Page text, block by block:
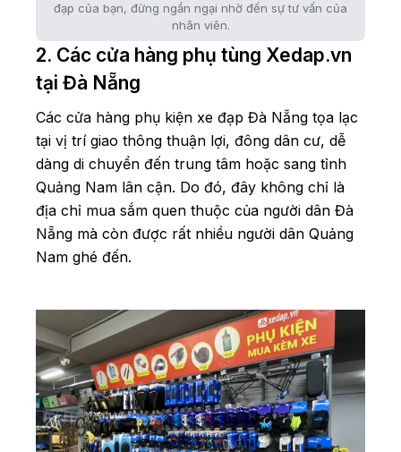
đạp của bạn, đừng ngần ngại nhờ đến sự tư vấn của
nhân viên.
2. Các cửa hàng phụ tùng Xedap.vn
tại Đà Nẵng
Các cửa hàng phụ kiện xe đạp Đà Nẵng tọa lạc
tại vị trí giao thông thuận lợi, đông dân cư, dễ
dàng di chuyển đến trung tâm hoặc sang tỉnh
Quảng Nam lân cận. Do đó, đây không chỉ là
địa chỉ mua sắm quen thuộc của người dân Đà
Nẵng mà còn được rất nhiều người dân Quảng
Nam ghé đến.